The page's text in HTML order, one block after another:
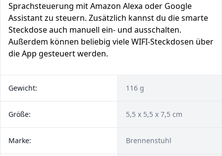
Sprachsteuerung mit Amazon Alexa oder Google
Assistant zu steuern. Zusätzlich kannst du die smarte
Steckdose auch manuell ein- und ausschalten.
Außerdem können beliebig viele WIFI-Steckdosen über
die App gesteuert werden.
Gewicht: 116 g
Größe: 5,5 x 5,5 x 7,5 cm
Marke: ‎Brennenstuhl